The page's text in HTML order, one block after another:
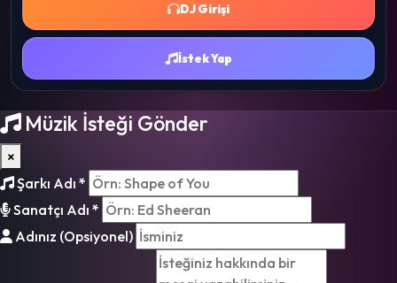
DJ Girişi
İstek Yap
Müzik İsteği Gönder
×
Şarkı Adı *
Sanatçı Adı *
Adınız (Opsiyonel)